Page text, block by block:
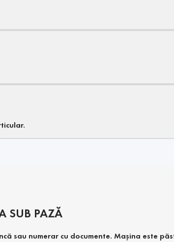
SUB PAZĂ
sau numerar cu documente. Mașina este